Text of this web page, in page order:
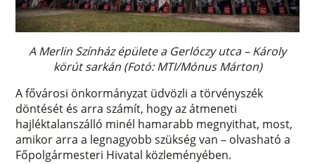
A Merlin Színház épülete a Gerlóczy utca – Károly
körút sarkán (Fotó: MTI/Mónus Márton)
A fővárosi önkormányzat üdvözli a törvényszék
döntését és arra számít, hogy az átmeneti
hajléktalanszálló minél hamarabb megnyithat, most,
amikor arra a legnagyobb szükség van – olvasható a
Főpolgármesteri Hivatal közleményében.